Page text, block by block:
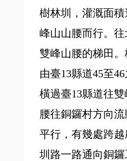
樹林圳，灌溉面
峰山山腰而行。
雙峰山腰的梯田
由臺13縣道45至
橫過臺13縣道往
腰往銅鑼村方向
平行，有幾處跨
圳路一路通向銅鑼